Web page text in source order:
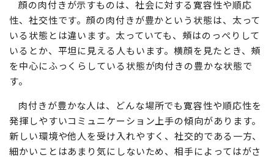
顔の肉付きが示すものは、社会に対する寛容性や順応
性、社交性です。顔の肉付きが豊かという状態は、太って
いる状態とは違います。太っていても、頰はのっぺりして
いるとか、平坦に見える人もいます。横顔を見たとき、頰
を中心にふっくらしている状態が肉付きの豊かな状態で
す。
肉付きが豊かな人は、どんな場所でも寛容性や順応性を
発揮しやすいコミュニケーション上手の傾向があります。
新しい環境や他人を受け入れやすく、社交的である一方、
細かいことはあまり気にしないため、相手によってはがさ